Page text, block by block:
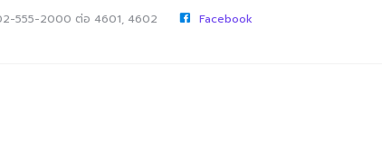
555-2000 ต่อ 4601, 4602
Facebook